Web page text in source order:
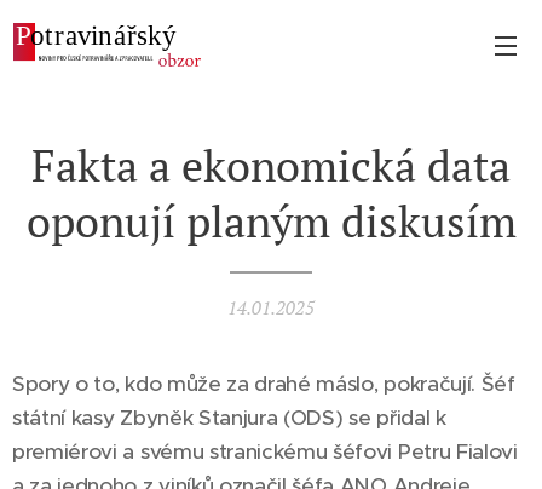
Fakta a ekonomická data
oponují planým diskusím
14.01.2025
Spory o to, kdo může za drahé máslo, pokračují. Šéf
státní kasy Zbyněk Stanjura (ODS) se přidal k
premiérovi a svému stranickému šéfovi Petru Fialovi